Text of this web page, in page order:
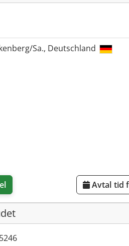
Sa., Deutschland
Avtal tid